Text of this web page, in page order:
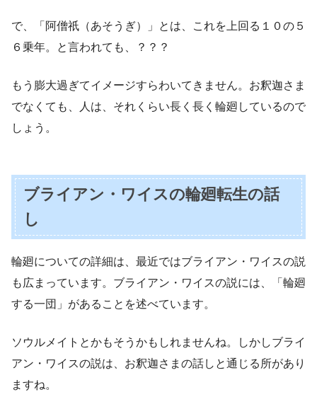
で、「阿僧祇（あそうぎ）」とは、これを上回る１０の５
６乗年。と言われても、？？？
もう膨大過ぎてイメージすらわいてきません。お釈迦さま
でなくても、人は、それくらい長く長く輪廻しているので
しょう。
ブライアン・ワイスの輪廻転生の話
し
輪廻についての詳細は、最近ではブライアン・ワイスの説
も広まっています。ブライアン・ワイスの説には、「輪廻
する一団」があることを述べています。
ソウルメイトとかもそうかもしれませんね。しかしブライ
アン・ワイスの説は、お釈迦さまの話しと通じる所があり
ますね。